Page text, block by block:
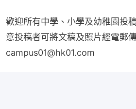
歡迎所有中學、小學及幼稚園投
意投稿者可將文稿及照片經電郵
campus01@hk01.com